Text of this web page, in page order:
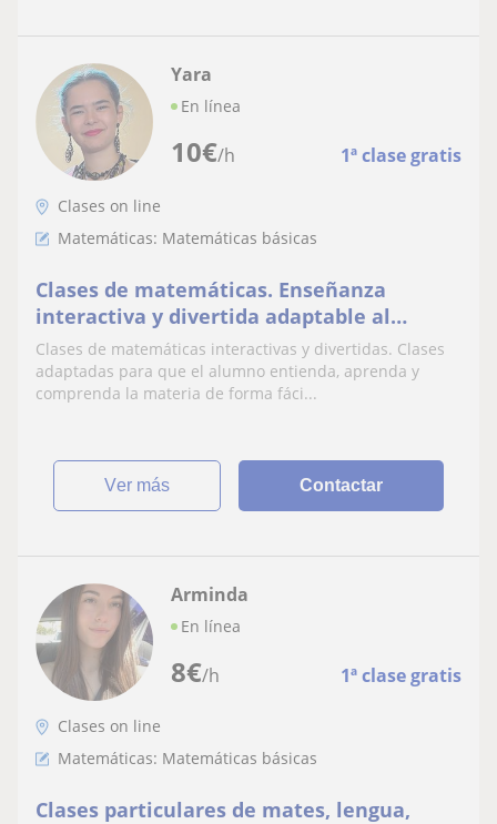
10€/h 1ª clase gratis
Yara
En línea
Clases on line
Matemáticas: Matemáticas básicas
Clases de matemáticas. Enseñanza
interactiva y divertida adaptable al
alumno
Clases de matemáticas interactivas y divertidas. Clases
adaptadas para que el alumno entienda, aprenda y
comprenda la materia de forma fáci...
ver más Contactar
8€/h 1ª clase gratis
Arminda
En línea
Clases on line
Matemáticas: Matemáticas básicas
Clases particulares de mates, lengua,